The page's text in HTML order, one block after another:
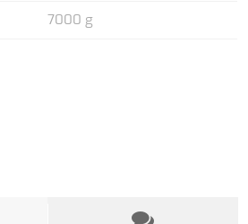
7000 g